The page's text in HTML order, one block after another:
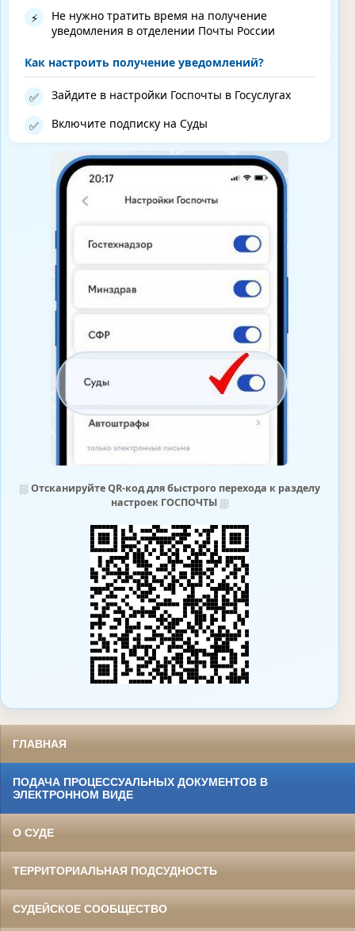
⚡
Не нужно тратить время на получение
уведомления в отделении Почты России
Как настроить получение уведомлений?
✅ Зайдите в настройки Госпочты в Госуслугах
✅ Включите подписку на Суды
⛆ Отсканируйте QR-код для быстрого перехода к разделу
настроек ГОСПОЧТЫ⛆
ГЛАВНАЯ
ПОДАЧА ПРОЦЕССУАЛЬНЫХ ДОКУМЕНТОВ В
ЭЛЕКТРОННОМ ВИДЕ
О СУДЕ
ТЕРРИТОРИАЛЬНАЯ ПОДСУДНОСТЬ
СУДЕЙСКОЕ СООБЩЕСТВО